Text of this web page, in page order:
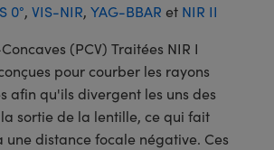
0°, VIS-NIR, YAG-BBAR et NIR II
(PCV) Traitées NIR I
pour courber les rayons
afin qu'ils divergent les uns des
sortie de la lentille, ce qui fait
une distance focale négative. Ces